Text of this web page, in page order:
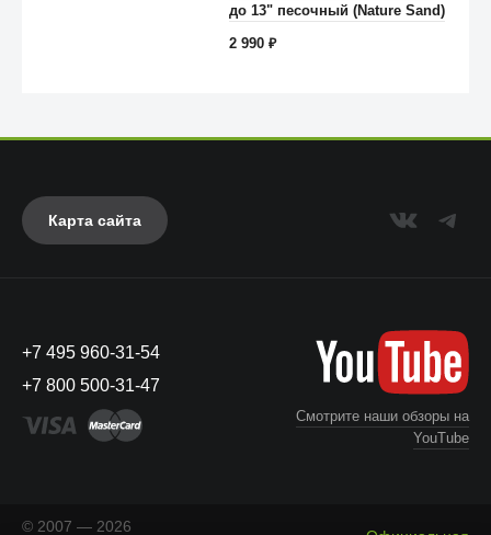
до 13" песочный (Nature Sand)
2 990₽
Карта сайта
+7 495 960-31-54
+7 800 500-31-47
Смотрите наши обзоры на
YouTube
© 2007 — 2026